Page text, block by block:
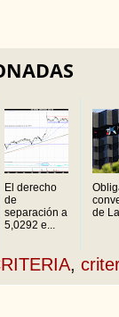
El derecho
de
separación a
5,0292 e...
de
,